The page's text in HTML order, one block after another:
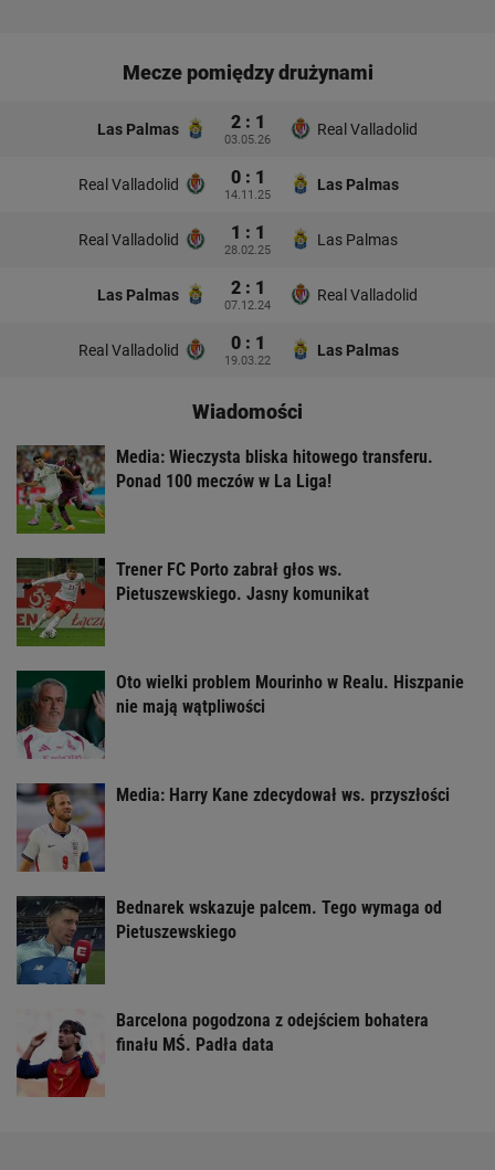
Mecze pomiędzy drużynami
Las Palmas 2 : 1
03.05.26
Real Valladolid
Real Valladolid 0 : 1
14.11.25
Las Palmas
Real Valladolid 1 : 1
28.02.25
Las Palmas
Las Palmas 2 : 1
07.12.24
Real Valladolid
Real Valladolid 0 : 1
19.03.22
Las Palmas
Wiadomości
Media: Wieczysta bliska hitowego transferu.
Ponad 100 meczów w La Liga!
Trener FC Porto zabrał głos ws.
Pietuszewskiego. Jasny komunikat
Oto wielki problem Mourinho w Realu. Hiszpanie
nie mają wątpliwości
Media: Harry Kane zdecydował ws. przyszłości
Bednarek wskazuje palcem. Tego wymaga od
Pietuszewskiego
Barcelona pogodzona z odejściem bohatera
finału MŚ. Padła data